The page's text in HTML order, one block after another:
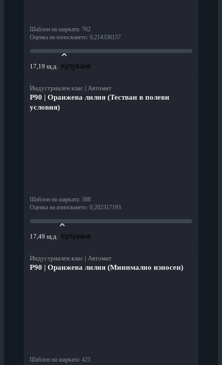
Шаблон на шарката: 762
Оценка на износването: 0,214336157
17,19 щ.д. Купуване
Индустриален клас | Автомат
P90 | Оранжева лилия (Тестван в полеви
условия)
Шаблон на шарката: 388
Оценка на износването: 0,202317193
17,49 щ.д. Купуване
Индустриален клас | Автомат
P90 | Оранжева лилия (Минимално износен)
Шаблон на шарката: 421